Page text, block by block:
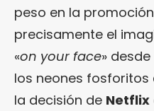
peso en la
precisamente el
«on your face»
los neones fosforitos
la decisión de Netflix